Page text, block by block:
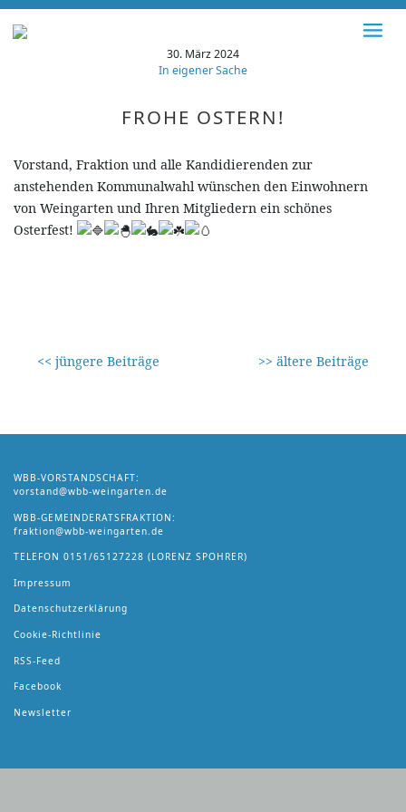
30. März 2024
In eigener Sache
FROHE OSTERN!
Vorstand, Fraktion und alle Kandidierenden zur
anstehenden Kommunalwahl wünschen den Einwohnern
von Weingarten und Ihren Mitgliedern ein schönes
Osterfest!
<< jüngere Beiträge >> ältere Beiträge
WBB-VORSTANDSCHAFT:
vorstand@wbb-weingarten.de
WBB-GEMEINDERATSFRAKTION:
fraktion@wbb-weingarten.de
TELEFON 0151/65127228 (LORENZ SPOHRER)
Impressum
Datenschutzerklärung
Cookie-Richtlinie
RSS-Feed
Facebook
Newsletter